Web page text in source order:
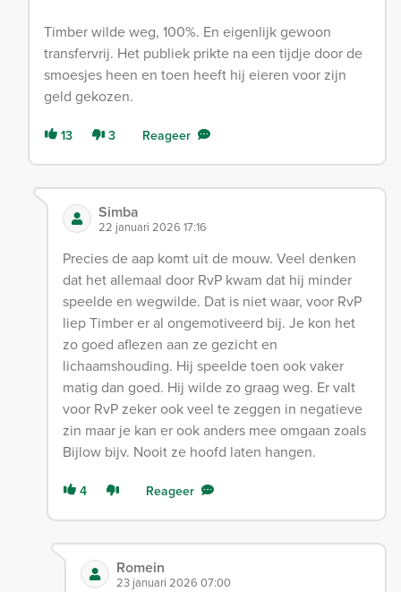
Timber wilde weg, 100%. En eigenlijk gewoon
transfervrij. Het publiek prikte na een tijdje door de
smoesjes heen en toen heeft hij eieren voor zijn
geld gekozen.
13 3 Reageer
Simba
22 januari 2026 17:16
Precies de aap komt uit de mouw. Veel denken
dat het allemaal door RvP kwam dat hij minder
speelde en wegwilde. Dat is niet waar, voor RvP
liep Timber er al ongemotiveerd bij. Je kon het
zo goed aflezen aan ze gezicht en
lichaamshouding. Hij speelde toen ook vaker
matig dan goed. Hij wilde zo graag weg. Er valt
voor RvP zeker ook veel te zeggen in negatieve
zin maar je kan er ook anders mee omgaan zoals
Bijlow bijv. Nooit ze hoofd laten hangen.
4 Reageer
Romein
23 januari 2026 07:00